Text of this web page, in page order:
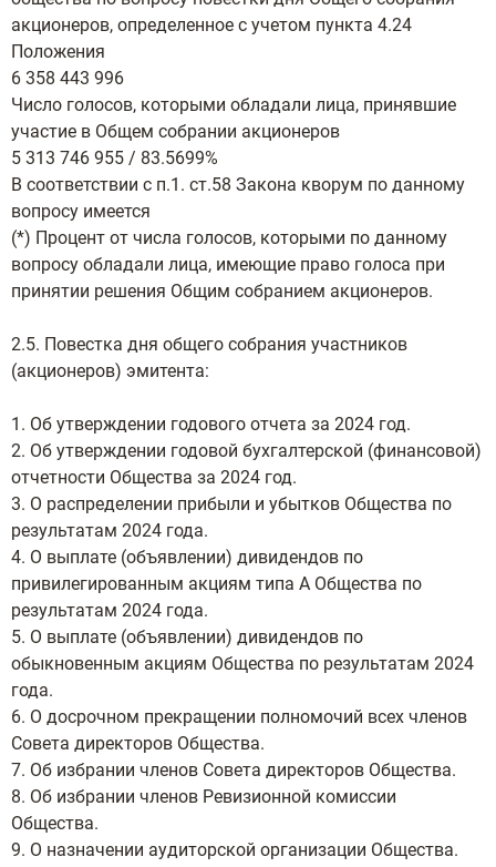
акционеров, определенное с учетом пункта 4.24
Положения
6 358 443 996
Число голосов, которыми обладали лица, принявшие
участие в Общем собрании акционеров
5 313 746 955 / 83.5699%
В соответствии с п.1. ст.58 Закона кворум по данному
вопросу имеется
(*) Процент от числа голосов, которыми по данному
вопросу обладали лица, имеющие право голоса при
принятии решения Общим собранием акционеров.
2.5. Повестка дня общего собрания участников
(акционеров) эмитента:
1. Об утверждении годового отчета за 2024 год.
2. Об утверждении годовой бухгалтерской (финансовой)
отчетности Общества за 2024 год.
3. О распределении прибыли и убытков Общества по
результатам 2024 года.
4. О выплате (объявлении) дивидендов по
привилегированным акциям типа А Общества по
результатам 2024 года.
5. О выплате (объявлении) дивидендов по
обыкновенным акциям Общества по результатам 2024
года.
6. О досрочном прекращении полномочий всех членов
Совета директоров Общества.
7. Об избрании членов Совета директоров Общества.
8. Об избрании членов Ревизионной комиссии
Общества.
9. О назначении аудиторской организации Общества.